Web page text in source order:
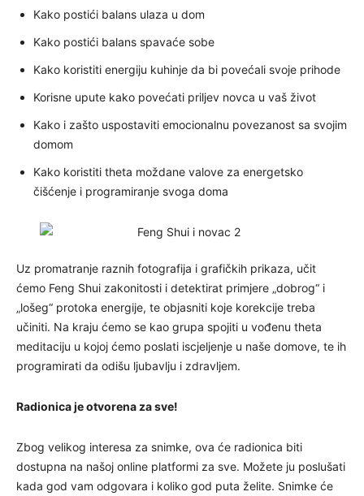
Kako postići balans ulaza u dom
Kako postići balans spavaće sobe
Kako koristiti energiju kuhinje da bi povećali svoje prihode
Korisne upute kako povećati priljev novca u vaš život
Kako i zašto uspostaviti emocionalnu povezanost sa svojim
domom
Kako koristiti theta moždane valove za energetsko
čišćenje i programiranje svoga doma
Uz promatranje raznih fotografija i grafičkih prikaza, učit
ćemo Feng Shui zakonitosti i detektirat primjere „dobrog“ i
„lošeg“ protoka energije, te objasniti koje korekcije treba
učiniti. Na kraju ćemo se kao grupa spojiti u vođenu theta
meditaciju u kojoj ćemo poslati iscjeljenje u naše domove, te ih
programirati da odišu ljubavlju i zdravljem.
Radionica je otvorena za sve!
Zbog velikog interesa za snimke, ova će radionica biti
dostupna na našoj online platformi za sve. Možete ju poslušati
kada god vam odgovara i koliko god puta želite. Snimke će